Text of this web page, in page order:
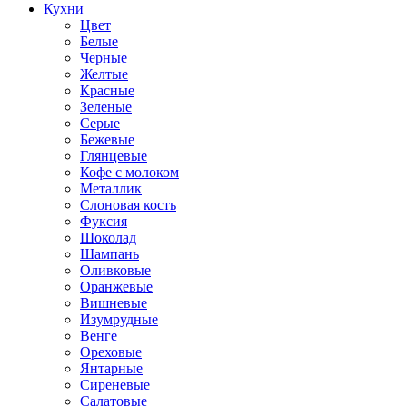
Кухни
Цвет
Белые
Черные
Желтые
Красные
Зеленые
Серые
Бежевые
Глянцевые
Кофе с молоком
Металлик
Слоновая кость
Фуксия
Шоколад
Шампань
Оливковые
Оранжевые
Вишневые
Изумрудные
Венге
Ореховые
Янтарные
Сиреневые
Салатовые